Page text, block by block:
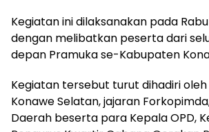
Kegiatan ini dilaksanakan pada
dengan melibatkan peserta dari
depan Pramuka se-Kabupaten
Kegiatan tersebut turut dihadiri oleh
Konawe Selatan, jajaran
Daerah beserta para Kepala OPD,